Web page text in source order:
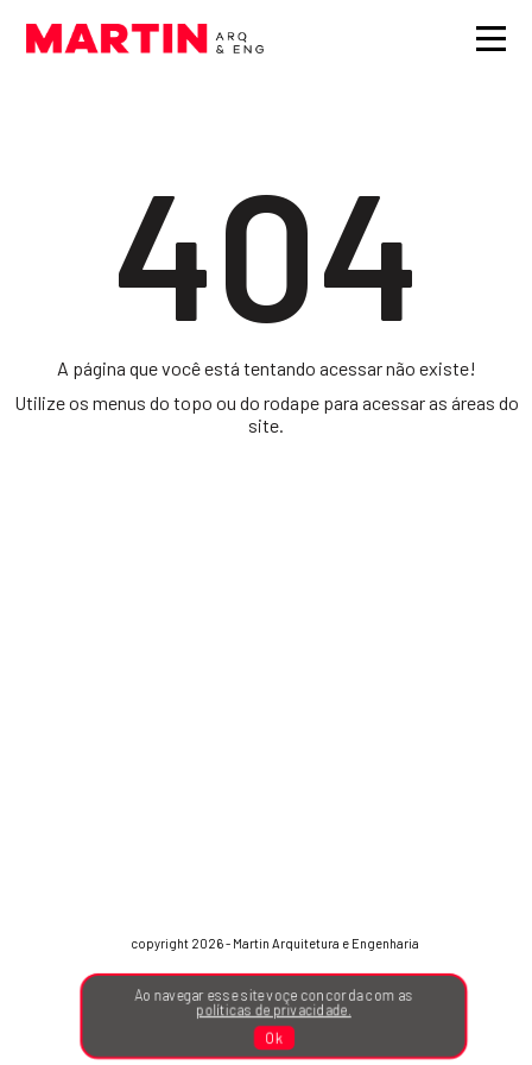
404
A página que você está tentando acessar não existe!
Utilize os menus do topo ou do rodape para acessar as áreas do
site.
Ao navegar esse site voçe concorda com as
políticas de privacidade.
Ok
copyright 2026 - Martin Arquitetura e Engenharia